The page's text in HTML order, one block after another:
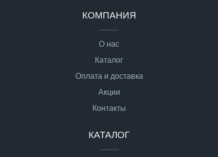
КОМПАНИЯ
О нас
Каталог
Оплата и доставка
Акции
Контакты
КАТАЛОГ